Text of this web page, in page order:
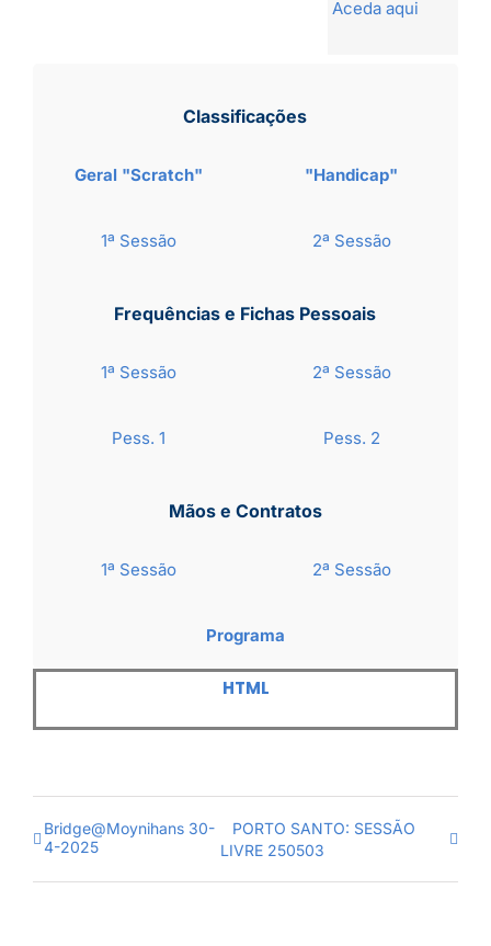
Aceda aqui
Classificações
Geral "Scratch" "Handicap"
1ª Sessão 2ª Sessão
Frequências e Fichas Pessoais
1ª Sessão 2ª Sessão
Pess. 1 Pess. 2
Mãos e Contratos
1ª Sessão 2ª Sessão
Programa
HTML
Bridge@Moynihans 30-
4-2025
PORTO SANTO: SESSÃO
LIVRE 250503